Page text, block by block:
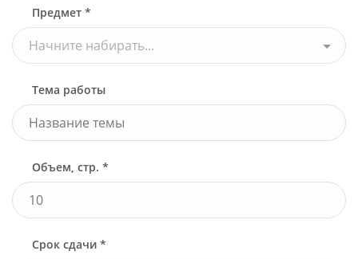
Предмет *
Начните набирать...
Тема работы
Объем, стр. *
Срок сдачи *